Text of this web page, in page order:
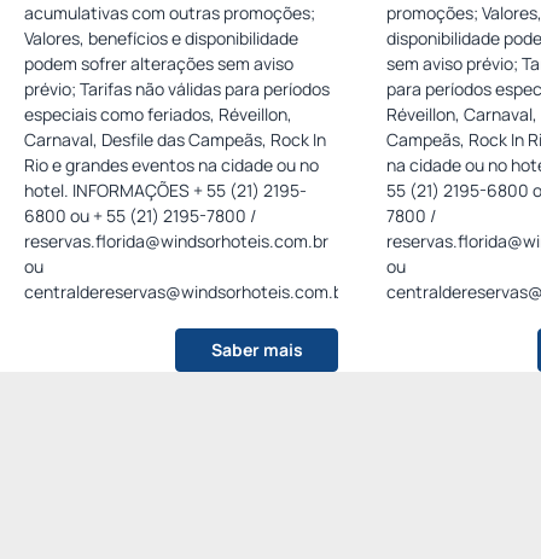
acumulativas com outras promoções;
Valores, benefícios e disponibilidade
podem sofrer alterações sem aviso
prévio; Tarifas não válidas para períodos
especiais como feriados, Réveillon,
Carnaval, Desfile das Campeãs, Rock In
Rio e grandes eventos na cidade ou no
hotel. INFORMAÇÕES + 55 (21) 2195-
6800 ou + 55 (21) 2195-7800 /
reservas.florida@windsorhoteis.com.br
ou
centraldereservas@windsorhoteis.com.br
Saber mais
promoções;
disponibilidade
sem aviso prévio;
para períodos
Réveillon,
Campeãs, Rock In
na cidade ou no hotel.
55 (21) 2195-6800
7800 /
ou